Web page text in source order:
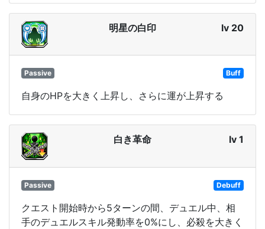
明星の白印 lv 20
Passive Buff
自身のHPを大きく上昇し、さらに運が上昇する
白き革命 lv 1
Passive Debuff
クエスト開始時から5ターンの間、デュエル中、相
手のデュエルスキル発動率を0%にし、必殺を大きく